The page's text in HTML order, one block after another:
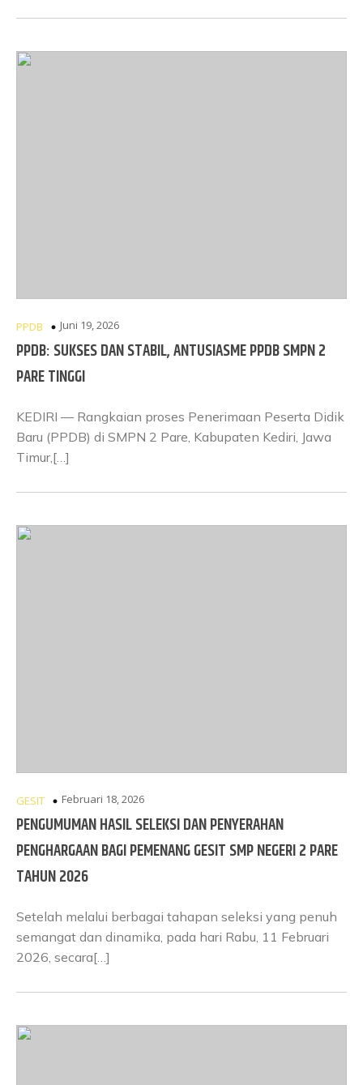
PPDB Juni 19, 2026
PPDB: SUKSES DAN STABIL, ANTUSIASME PPDB SMPN 2
PARE TINGGI
KEDIRI — Rangkaian proses Penerimaan Peserta Didik
Baru (PPDB) di SMPN 2 Pare, Kabupaten Kediri, Jawa
Timur,[…]
GESIT Februari 18, 2026
PENGUMUMAN HASIL SELEKSI DAN PENYERAHAN
PENGHARGAAN BAGI PEMENANG GESIT SMP NEGERI 2 PARE
TAHUN 2026
Setelah melalui berbagai tahapan seleksi yang penuh
semangat dan dinamika, pada hari Rabu, 11 Februari
2026, secara[…]